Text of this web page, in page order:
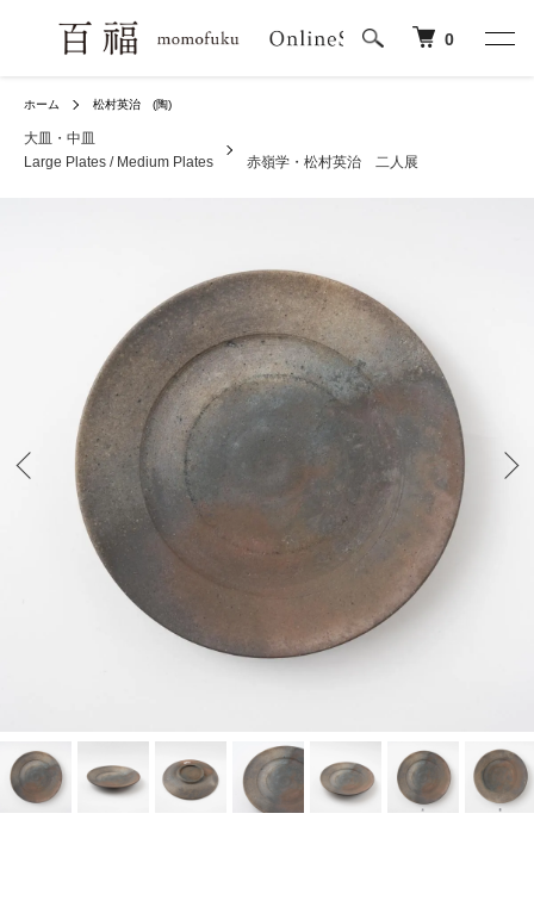
0
ホーム 松村英治 (陶)
大皿・中皿
Large Plates / Medium Plates
赤嶺学・松村英治 二人展